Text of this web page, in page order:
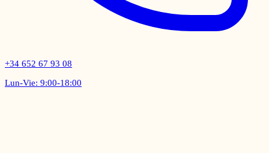
+34 652 67 93 08
Lun-Vie: 9:00-18:00